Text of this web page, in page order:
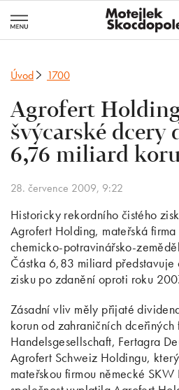
Úvod 1700
Agrofert
švýcarské dcery
6,76 miliard
28. července 2009, 9:22
Historicky rekordního čistého
Agrofert Holding, mateřská firma
chemicko-potravinářsko-
Částka 6,83 miliard představuje
zisku po zdanění oproti roku
Zásadní vliv měly přijaté
korun od zahraničních
Handelsgesellschaft, Fertagra
Agrofert Schweiz Holdingu,
mateřskou firmou německé